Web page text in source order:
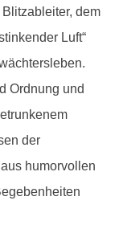
dem
Luft“
Ordnung und
der
humorvollen